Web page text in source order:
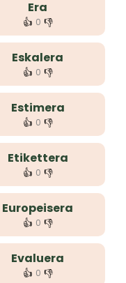
Era
👍 0 👎
Eskalera
👍 0 👎
Estimera
👍 0 👎
Etikettera
👍 0 👎
Europeisera
👍 0 👎
Evaluera
👍 0 👎